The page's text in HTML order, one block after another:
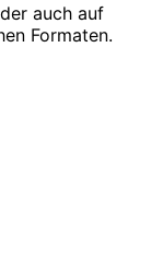
auch auf
Formaten.